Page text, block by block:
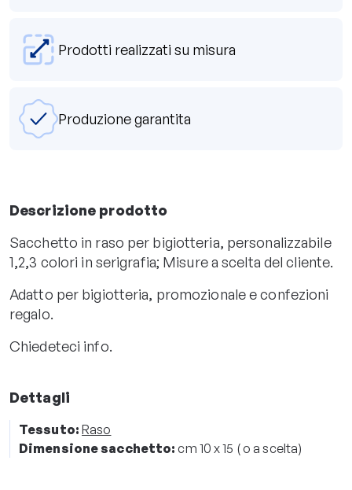
Prodotti realizzati su misura
Produzione garantita
Descrizione prodotto
Sacchetto in raso per bigiotteria, personalizzabile
1,2,3 colori in serigrafia; Misure a scelta del cliente.
Adatto per bigiotteria, promozionale e confezioni
regalo.
Chiedeteci info.
Dettagli
Tessuto: Raso
Dimensione sacchetto: cm 10 x 15 ( o a scelta)